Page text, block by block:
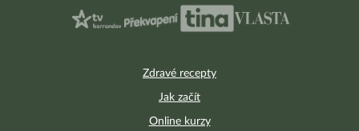
Zdravé recepty
Jak začít
Online kurzy